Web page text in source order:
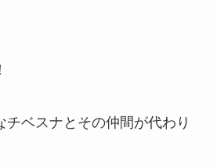
チベスナとその仲間が代わり